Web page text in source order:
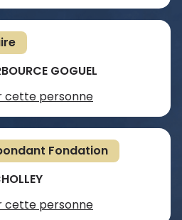
GOGUEL
cette personne
Fondation
cette personne